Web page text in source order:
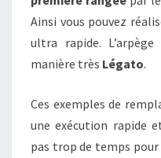
Ainsi vous pouvez
ultra rapide.
manière très Légato.
Ces exemples de
une exécution rapide
pas trop de temps